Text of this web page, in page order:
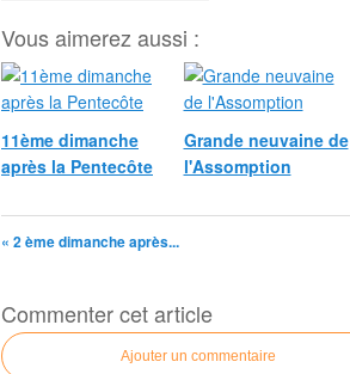
Vous aimerez aussi :
11ème dimanche
après la Pentecôte
Grande neuvaine de
l'Assomption
« 2 ème dimanche après...
Commenter cet article
Ajouter un commentaire